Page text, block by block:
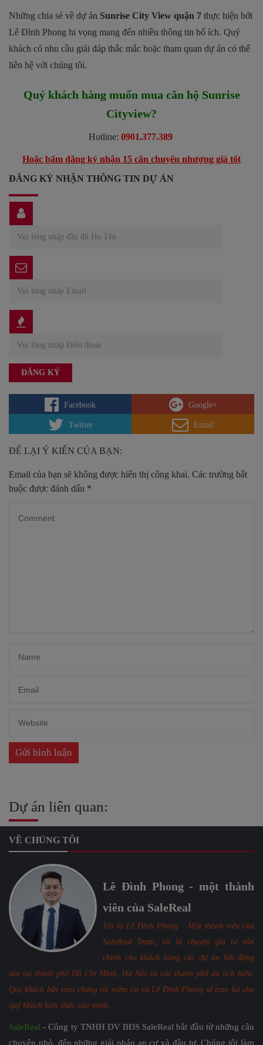
Những chia sẻ về dự án Sunrise City View quận 7 thực hiện bởi
Lê Đình Phong hi vọng mang đến nhiều thông tin bổ ích. Quý
khách có nhu cầu giải đáp thắc mắc hoặc tham quan dự án có thể
liên hệ với chúng tôi.
Quý khách hàng muốn mua căn hộ Sunrise
Cityview?
Hotline: 0901.377.389
Hoặc bấm đăng ký nhận 15 căn chuyển nhượng giá tốt
ĐĂNG KÝ NHẬN THÔNG TIN DỰ ÁN
Facebook Google+
Twitter Email
ĐỂ LẠI Ý KIẾN CỦA BẠN:
Email của bạn sẽ không được hiển thị công khai. Các trường bắt
buộc được đánh dấu *
Dự án liên quan:
VỀ CHÚNG TÔI
Lê Đình Phong - một thành
viên của SaleReal
Tôi là Lê Đình Phong - Một thành viên của
SaleReal Team, tôi là chuyên gia tư vấn
chính cho khách hàng các dự án bất động
sản tại thành phố Hồ Chí Minh, Hà Nội và các thành phố du lịch biển.
Quý khách hãy trao chúng tôi niềm tin và Lê Đình Phong sẽ trao lại cho
quý khách kiến thức của mình.
SaleReal - Công ty TNHH DV BĐS SaleReal bắt đầu từ những câu
chuyện nhỏ, đến những giải pháp an cư và đầu tư. Chúng tôi làm